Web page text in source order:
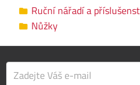
Možnost nastavení úhlu
Měkčená protiskluzová
Kategorie
Ruční nářadí a
Nůžky